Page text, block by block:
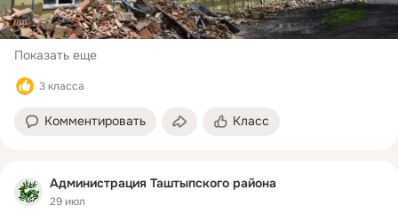
Показать еще
3 класса
Комментировать Класс
Администрация Таштыпского района
29 июл